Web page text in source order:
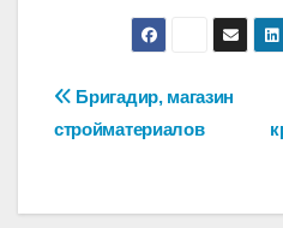
Навигация
по
записям
Бригадир, магазин
стройматериалов